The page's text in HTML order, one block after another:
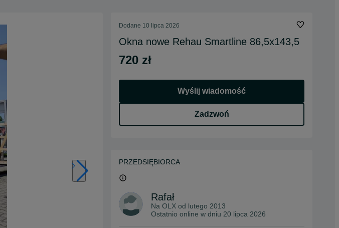
Dodane 10 lipca 2026
Okna nowe Rehau Smartline 86,5x143,5
720 zł
Wyślij wiadomość
Zadzwoń
PRZEDSIĘBIORCA
Rafał
Na OLX od lutego 2013
Ostatnio online w dniu 20 lipca 2026